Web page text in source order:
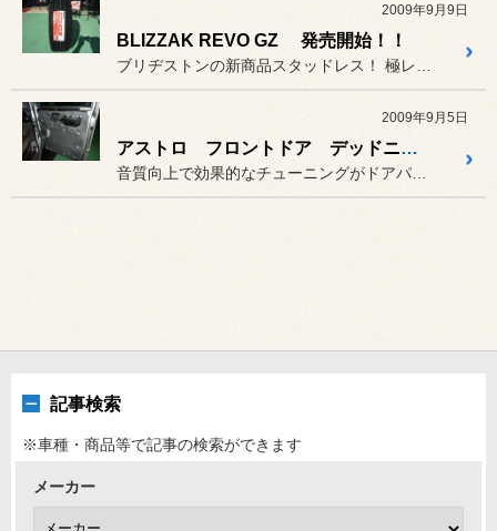
2009年9月9日
BLIZZAK REVO GZ 発売開始！！
2009年9月5日
アストロ フロントドア デッドニング
記事検索
※車種・商品等で記事の検索ができます
メーカー